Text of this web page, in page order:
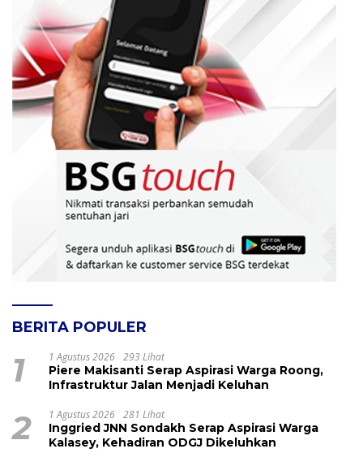
BERITA POPULER
1 1 Agustus 2026 293 Lihat
Piere Makisanti Serap Aspirasi Warga Roong,
Infrastruktur Jalan Menjadi Keluhan
2 1 Agustus 2026 281 Lihat
Inggried JNN Sondakh Serap Aspirasi Warga
Kalasey, Kehadiran ODGJ Dikeluhkan